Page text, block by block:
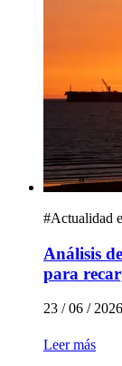
#Actualidad
Análisis
para
23 / 06 / 2026
Leer más